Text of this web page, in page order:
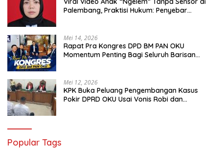
Palembang, Praktisi Hukum: Penyebar
Mei 14, 2026
Rapat Pra Kongres DPD BM PAN OKU
Momentum Penting Bagi Seluruh Barisan
Mei 12, 2026
KPK Buka Peluang Pengembangan Kasus
Pokir DPRD OKU Usai Vonis Robi dan
Popular Tags